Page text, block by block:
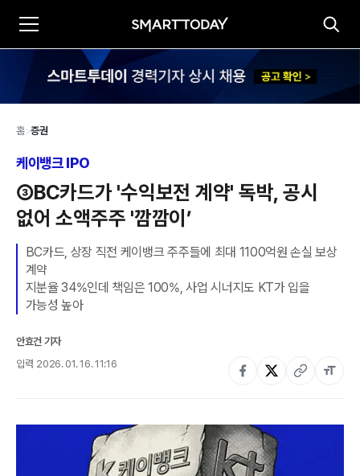
홈>증권
케이뱅크 IPO
③BC카드가 '수익보전 계약' 독박, 공시
없어 소액주주 '깜깜이’
BC카드, 상장 직전 케이뱅크 주주들에 최대 1100억원 손실 보상
계약
지분율 34%인데 책임은 100%, 사업 시너지도 KT가 입을
가능성 높아
안효건 기자
입력 2026. 01. 16. 11:16